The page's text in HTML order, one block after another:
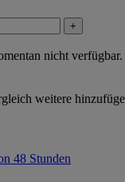
+
nicht verfügbar.
weitere
48 Stunden